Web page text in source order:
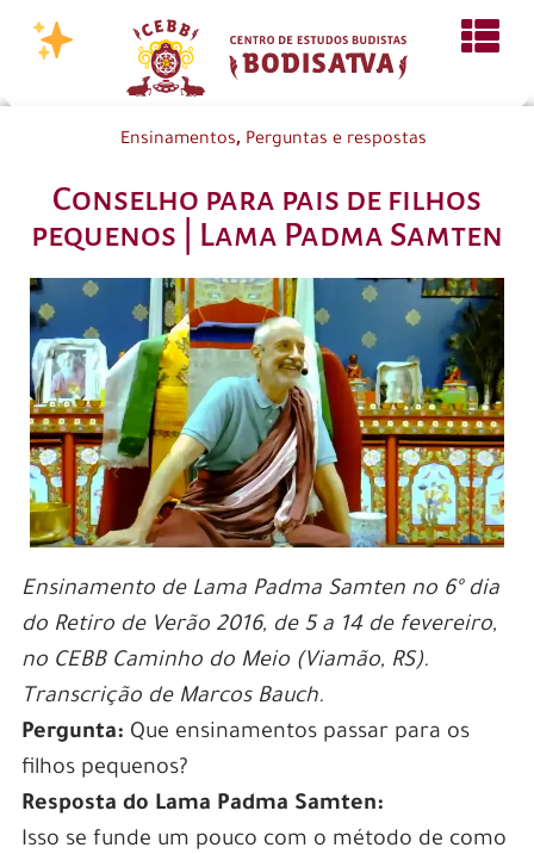
Ensinamentos, Perguntas e respostas
Conselho para pais de filhos
pequenos | Lama Padma Samten
Ensinamento de Lama Padma Samten no 6º dia
do Retiro de Verão 2016, de 5 a 14 de fevereiro,
no CEBB Caminho do Meio (Viamão, RS).
Transcrição de Marcos Bauch.
Pergunta: Que ensinamentos passar para os
filhos pequenos?
Resposta do Lama Padma Samten:
Isso se funde um pouco com o método de como